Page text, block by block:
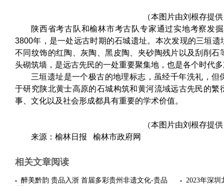
（本图片由刘根存提
陕西省考古队和榆林市考古队专家通过实地考察发
3800年，是一处远古时期的石城遗址。本次发现的三垣
不同纹饰的红陶、灰陶、黑皮陶、夹砂陶残片以及刮削石
头砌筑墙，是远古先民的一处重要聚集地，也是各个时代
三垣遗址是一个极古的地理标志，虽经千年洗礼，
于研究陕北黄士高原的石城构筑和黄河流域远古先民的繁
事、文化以及社会形成都具有重要的学术价值。
（本图片由刘根存提
来源：榆林日报 榆林市政府网
相关文章阅读
醉美黔韵 贵品入浙 首届多彩贵州非遗文化-贵品
2023年深